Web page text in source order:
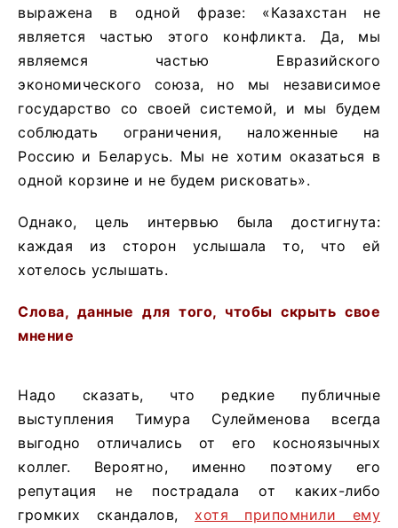
выражена в одной фразе: «Казахстан не
является частью этого конфликта. Да, мы
являемся частью Евразийского
экономического союза, но мы независимое
государство со своей системой, и мы будем
соблюдать ограничения, наложенные на
Россию и Беларусь. Мы не хотим оказаться в
одной корзине и не будем рисковать».
Однако, цель интервью была достигнута:
каждая из сторон услышала то, что ей
хотелось услышать.
Слова, данные для того, чтобы скрыть свое
мнение
Надо сказать, что редкие публичные
выступления Тимура Сулейменова всегда
выгодно отличались от его косноязычных
коллег. Вероятно, именно поэтому его
репутация не пострадала от каких-либо
громких скандалов, хотя припомнили ему